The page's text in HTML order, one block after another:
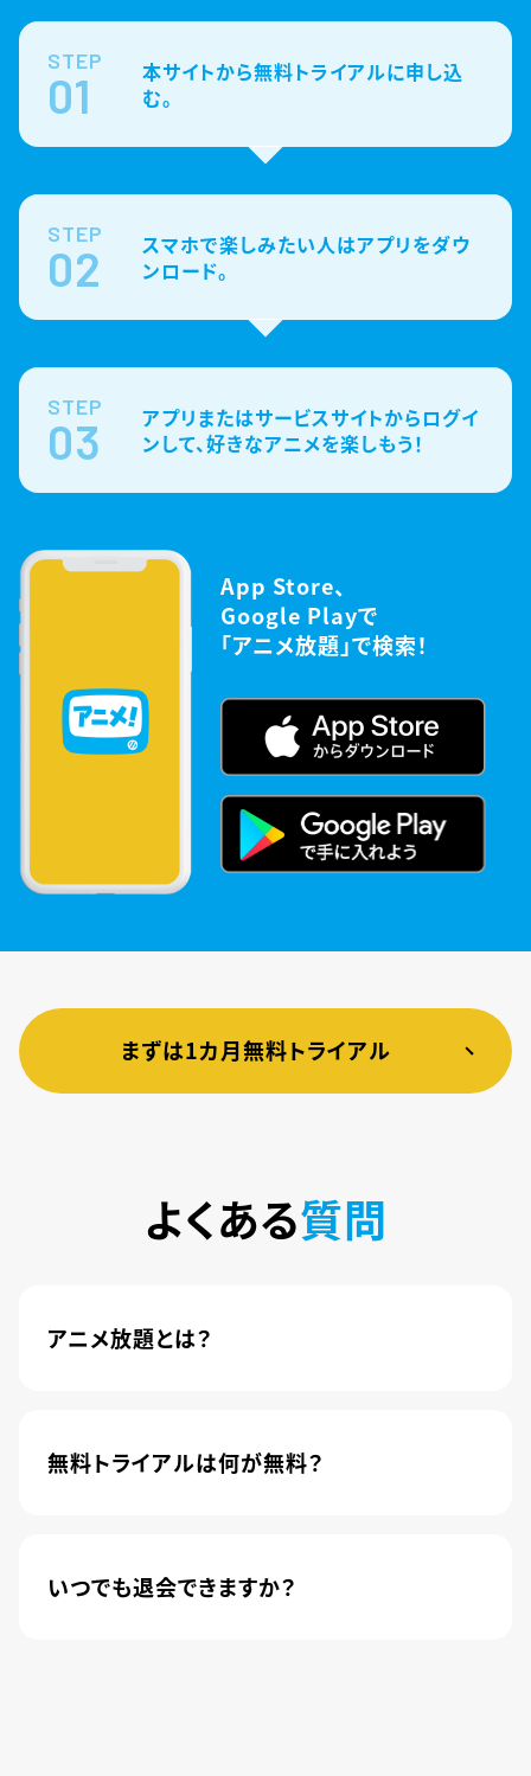
STEP
01
本サイトから無料トライアルに申し込
む。
STEP
02
スマホで楽しみたい人はアプリをダウ
ンロード。
STEP
03
アプリまたはサービスサイトからログイ
ンして、好きなアニメを楽しもう！
App Store、
Google Playで
「アニメ放題」で検索！
まずは1カ月無料トライアル
よくある質問
アニメ放題とは？
されました。
無料トライアルは何が無料？
いつでも退会できますか？